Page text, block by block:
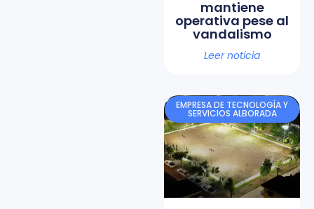
mantiene
operativa pese al
vandalismo
Leer noticia
EMPRESA DE TECNOLOGÍA Y
SERVICIOS ALBORADA